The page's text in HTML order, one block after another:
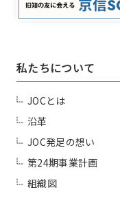
私たちについて
JOCとは
沿革
JOC発足の想い
第24期事業計画
組織図